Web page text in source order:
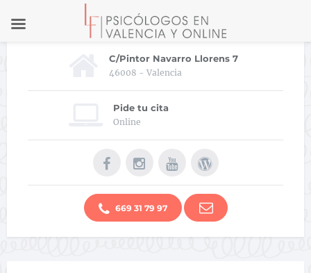
C/Pintor Navarro Llorens 7
46008 - Valencia
Pide tu cita
Online
669 31 79 97